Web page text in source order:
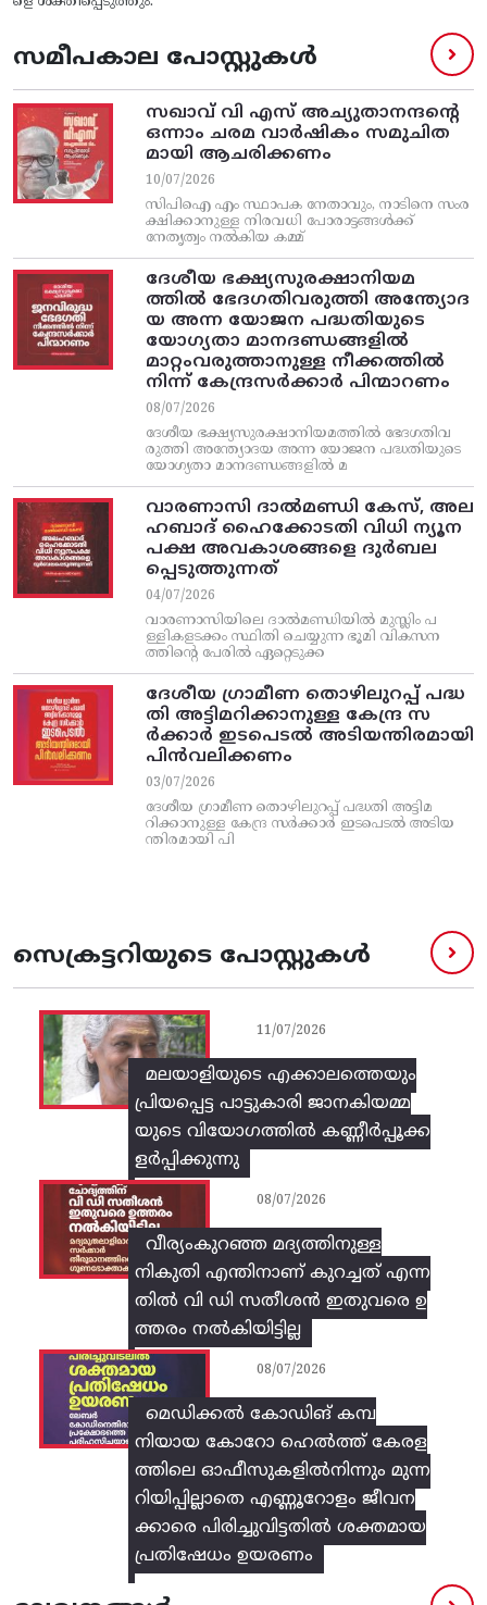
സമീപകാല പോസ്റ്റുകൾ
സഖാവ് വി എസ്‌ അച്യുതാനന്ദന്റെ
ഒന്നാം ചരമ വാര്‍ഷികം സമുചിത
മായി ആചരിക്കണം
10/07/2026
സിപിഐ എം സ്ഥാപക നേതാവും, നാടിനെ സംര
ക്ഷിക്കാനുള്ള നിരവധി പോരാട്ടങ്ങള്‍ക്ക്‌
നേതൃത്വം നല്‍കിയ കമ്മ്
ദേശീയ ഭക്ഷ്യസുരക്ഷാനിയമ
ത്തിൽ ഭേദഗതിവരുത്തി അന്ത്യോദ
യ അന്ന യോജന പദ്ധതിയുടെ
യോഗ്യതാ മാനദണ്ഡങ്ങളിൽ
മാറ്റംവരുത്താനുള്ള നീക്കത്തിൽ
നിന്ന്‌ കേന്ദ്രസർക്കാർ പിന്മാറണം
08/07/2026
ദേശീയ ഭക്ഷ്യസുരക്ഷാനിയമത്തിൽ ഭേദഗതിവ
രുത്തി അന്ത്യോദയ അന്ന യോജന പദ്ധതിയുടെ
യോഗ്യതാ മാനദണ്ഡങ്ങളിൽ മ
വാരണാസി ദാൽമണ്ഡി കേസ്, അല
ഹബാദ് ഹൈക്കോടതി വിധി ന്യൂന
പക്ഷ അവകാശങ്ങളെ ദുർബല
പ്പെടുത്തുന്നത്
04/07/2026
വാരണാസിയിലെ ദാൽമണ്ഡിയിൽ മുസ്ലിം പ
ള്ളികളടക്കം സ്ഥിതി ചെയ്യുന്ന ഭൂമി വികസന
ത്തിന്റെ പേരിൽ ഏറ്റെടുക്ക
ദേശീയ ഗ്രാമീണ തൊഴിലുറപ്പ്‌ പദ്ധ
തി അട്ടിമറിക്കാനുള്ള കേന്ദ്ര സ
ര്‍ക്കാര്‍ ഇടപെടല്‍ അടിയന്തിരമായി
പിന്‍വലിക്കണം
03/07/2026
ദേശീയ ഗ്രാമീണ തൊഴിലുറപ്പ്‌ പദ്ധതി അട്ടിമ
റിക്കാനുള്ള കേന്ദ്ര സര്‍ക്കാര്‍ ഇടപെടല്‍ അടിയ
ന്തിരമായി പി
സെക്രട്ടറിയുടെ പോസ്റ്റുകൾ
മലയാളിയുടെ എക്കാലത്തെയും
പ്രിയപ്പെട്ട പാട്ടുകാരി ജാനകിയമ്മ
യുടെ വിയോഗത്തിൽ കണ്ണീർപ്പൂക്ക
ളർപ്പിക്കുന്നു
11/07/2026
വീര്യംകുറഞ്ഞ മദ്യത്തിനുള്ള
നികുതി എന്തിനാണ് കുറച്ചത് എന്ന
തിൽ വി ഡി സതീശൻ ഇതുവരെ ഉ
ത്തരം നൽകിയിട്ടില്ല
08/07/2026
മെഡിക്കൽ കോഡിങ് കമ്പ
നിയായ കോറോ ഹെൽത്ത് കേരള
ത്തിലെ ഓഫീസുകളിൽനിന്നും മുന്ന
റിയിപ്പില്ലാതെ എണ്ണൂറോളം ജീവന
ക്കാരെ പിരിച്ചുവിട്ടതിൽ‌ ശക്തമായ
പ്രതിഷേധം ഉയരണം
08/07/2026